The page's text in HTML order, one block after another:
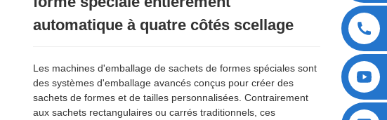
automatique à quatre côtés scellage
Les machines d'emballage de sachets de formes spéciales sont
des systèmes d'emballage avancés conçus pour créer des
sachets de formes et de tailles personnalisées. Contrairement
aux sachets rectangulaires ou carrés traditionnels, ces